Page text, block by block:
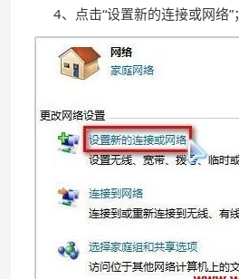
4、点击“设置新的连接或网络”；